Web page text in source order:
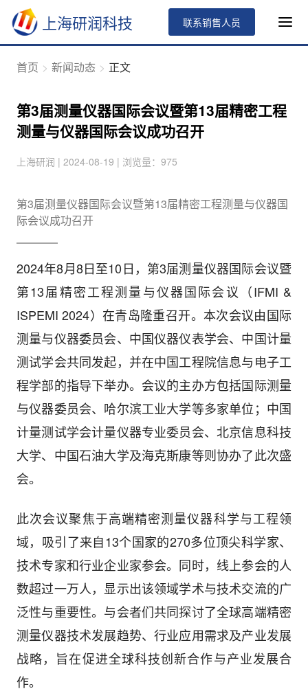
上海研润科技 联系销售人员
首页 新闻动态 正文
第3届测量仪器国际会议暨第13届精密工程
测量与仪器国际会议成功召开
上海研润 | 2024-08-19 | 浏览量：975
第3届测量仪器国际会议暨第13届精密工程测量与仪器国
际会议成功召开
2024年8月8日至10日，第3届测量仪器国际会议暨
第13届精密工程测量与仪器国际会议（IFMI &
ISPEMI 2024）在青岛隆重召开。本次会议由国际
测量与仪器委员会、中国仪器仪表学会、中国计量
测试学会共同发起，并在中国工程院信息与电子工
程学部的指导下举办。会议的主办方包括国际测量
与仪器委员会、哈尔滨工业大学等多家单位；中国
计量测试学会计量仪器专业委员会、北京信息科技
大学、中国石油大学及海克斯康等则协办了此次盛
会。
此次会议聚焦于高端精密测量仪器科学与工程领
域，吸引了来自13个国家的270多位顶尖科学家、
技术专家和行业企业家参会。同时，线上参会的人
数超过一万人，显示出该领域学术与技术交流的广
泛性与重要性。与会者们共同探讨了全球高端精密
测量仪器技术发展趋势、行业应用需求及产业发展
战略，旨在促进全球科技创新合作与产业发展合
作。